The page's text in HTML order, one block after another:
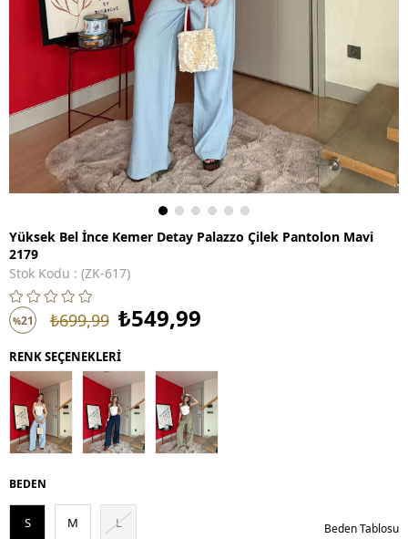
Yüksek Bel İnce Kemer Detay Palazzo Çilek Pantolon Mavi
2179
Stok Kodu
(ZK-617)
%21 ₺699,99 ₺549,99
RENK SEÇENEKLERİ
BEDEN
S M L Beden Tablosu